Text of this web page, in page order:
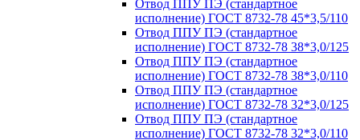
Отвод ППУ ПЭ (стандартное
исполнение) ГОСТ 8732-78 45*3,5/110
Отвод ППУ ПЭ (стандартное
исполнение) ГОСТ 8732-78 38*3,0/125
Отвод ППУ ПЭ (стандартное
исполнение) ГОСТ 8732-78 38*3,0/110
Отвод ППУ ПЭ (стандартное
исполнение) ГОСТ 8732-78 32*3,0/125
Отвод ППУ ПЭ (стандартное
исполнение) ГОСТ 8732-78 32*3,0/110